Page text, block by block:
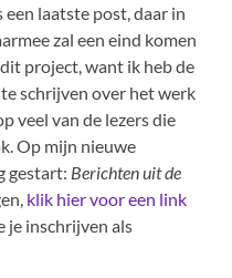
laatste post, daar in
zal een eind komen
project, want ik heb de
schrijven over het werk
veel van de lezers die
Op mijn nieuwe
gestart: Berichten uit de
klik hier voor een link
je inschrijven als